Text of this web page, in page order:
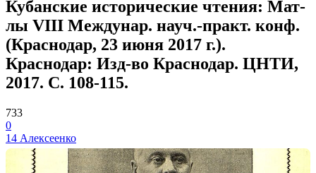
Кубанские исторические чтения: Мат-
лы VIII Междунар. науч.-практ. конф.
(Краснодар, 23 июня 2017 г.).
Краснодар: Изд-во Краснодар. ЦНТИ,
2017. С. 108-115.
733
0
14 Алексеенко